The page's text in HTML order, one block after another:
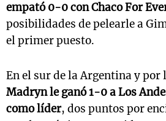
empató 0-0 con Chaco For
posibilidades de pelearle a
el primer puesto.
En el sur de la Argentina y por
Madryn le ganó 1-0 a Los
como líder, dos puntos por